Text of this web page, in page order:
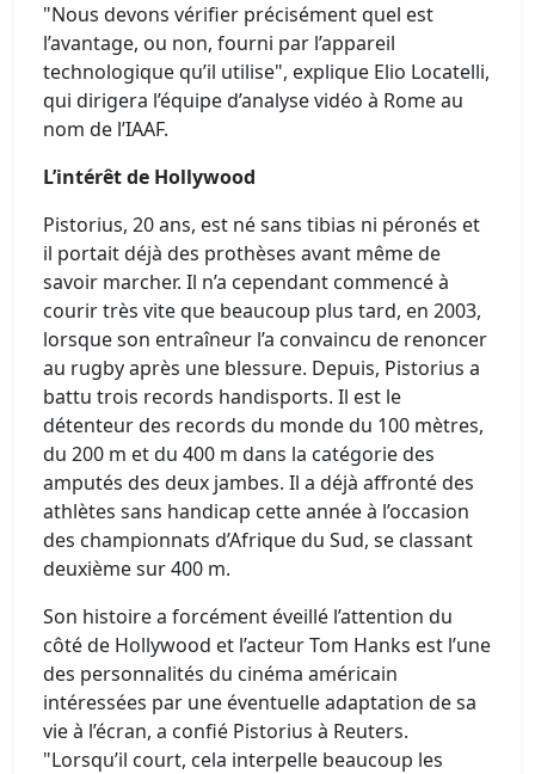
"Nous devons vérifier précisément quel est
l’avantage, ou non, fourni par l’appareil
technologique qu’il utilise", explique Elio Locatelli,
qui dirigera l’équipe d’analyse vidéo à Rome au
nom de l’IAAF.
L’intérêt de Hollywood
Pistorius, 20 ans, est né sans tibias ni péronés et
il portait déjà des prothèses avant même de
savoir marcher. Il n’a cependant commencé à
courir très vite que beaucoup plus tard, en 2003,
lorsque son entraîneur l’a convaincu de renoncer
au rugby après une blessure. Depuis, Pistorius a
battu trois records handisports. Il est le
détenteur des records du monde du 100 mètres,
du 200 m et du 400 m dans la catégorie des
amputés des deux jambes. Il a déjà affronté des
athlètes sans handicap cette année à l’occasion
des championnats d’Afrique du Sud, se classant
deuxième sur 400 m.
Son histoire a forcément éveillé l’attention du
côté de Hollywood et l’acteur Tom Hanks est l’une
des personnalités du cinéma américain
intéressées par une éventuelle adaptation de sa
vie à l’écran, a confié Pistorius à Reuters.
"Lorsqu’il court, cela interpelle beaucoup les